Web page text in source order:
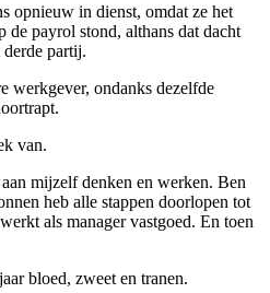
opnieuw in dienst, omdat ze het
payrol stond, althans dat dacht
partij.
werkgever, ondanks dezelfde
van.
mijzelf denken en werken. Ben
heb alle stappen doorlopen tot
als manager vastgoed. En toen
bloed, zweet en tranen.